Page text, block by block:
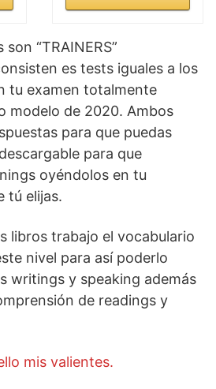
“TRAINERS”
es tests iguales a los
tu examen totalmente
modelo de 2020. Ambos
para que puedas
para que
oyéndolos en tu
tú elijas.
libros trabajo el vocabulario
nivel para así poderlo
writings y speaking además
de readings y
mis valientes.